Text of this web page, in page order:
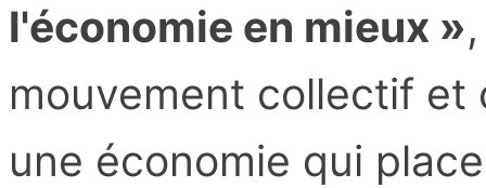
l'économie en mieux »
mouvement collectif et
une économie qui